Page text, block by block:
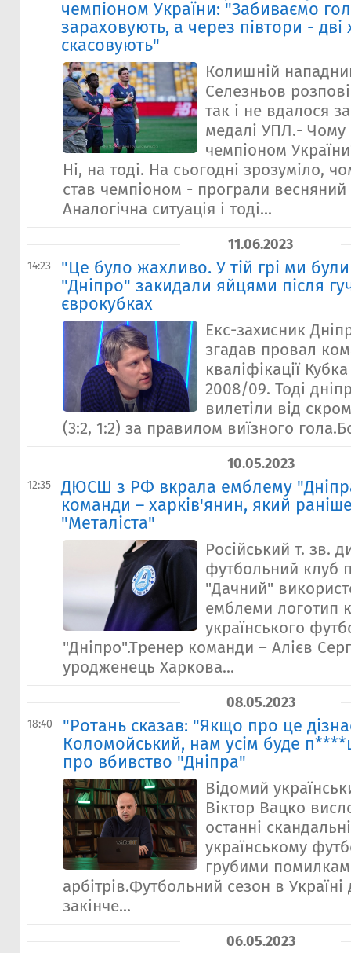
чемпіоном України: "Забиваємо
зараховують, а через півтори -
скасовують"
Колишній
Селезньов
так і не вдалося
медалі УПЛ.- Чому
чемпіоном
Ні, на тоді. На сьогодні зрозуміло,
став чемпіоном - програли весняний
Аналогічна ситуація і тоді...
11.06.2023
14:23
"Це було жахливо. У тій грі ми
"Дніпро" закидали яйцями після
єврокубках
Екс-захисник
згадав провал
кваліфікації
2008/09. Тоді
вилетіли від
(3:2, 1:2) за правилом виїзного
10.05.2023
12:35
ДЮСШ з РФ вкрала емблему
команди – харків'янин, який
"Металіста"
Російський т. зв.
футбольний клуб
"Дачний"
емблеми логотип
українського
"Дніпро".Тренер команди – Алієв
уродженець Харкова...
08.05.2023
18:40
"Ротань сказав: "Якщо про це
Коломойський, нам усім буде
про вбивство "Дніпра"
Відомий
Віктор Вацко
останні
українському
грубими
арбітрів.Футбольний сезон в
закінче...
06.05.2023